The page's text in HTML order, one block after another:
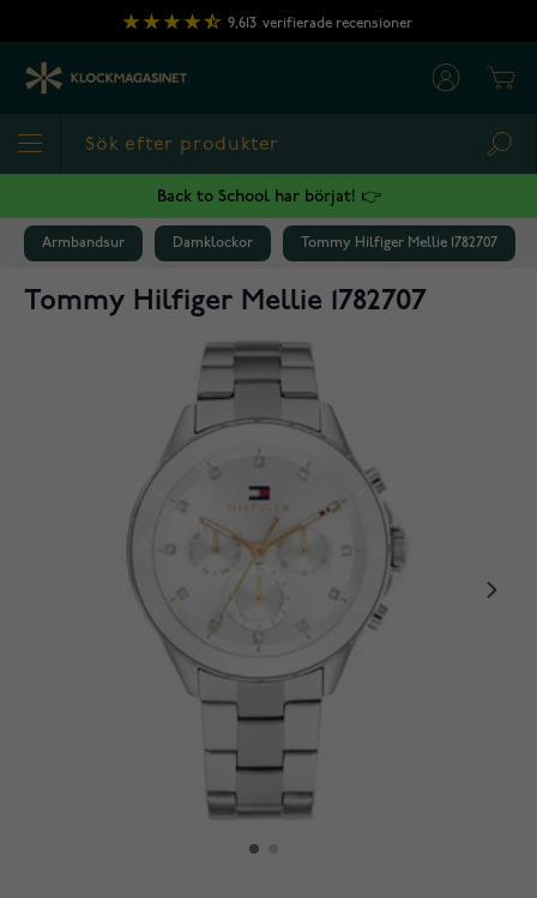
Hoppa till innehållet
9,613 verifierade recensioner
Back to School har börjat! 👉
Armbandsur Damklockor Tommy Hilfiger Mellie 1782707
Tommy Hilfiger Mellie 1782707